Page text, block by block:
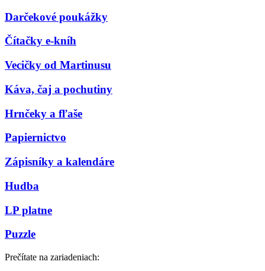
Darčekové poukážky
Čítačky e-kníh
Vecičky od Martinusu
Káva, čaj a pochutiny
Hrnčeky a fľaše
Papiernictvo
Zápisníky a kalendáre
Hudba
LP platne
Puzzle
Prečítate na zariadeniach: